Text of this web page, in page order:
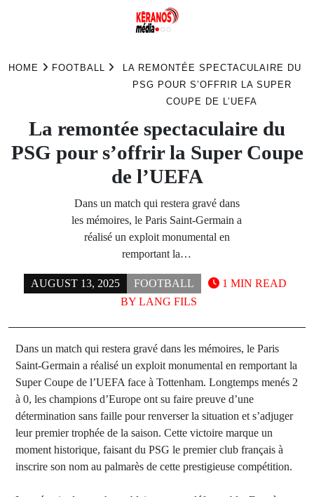
HOME FOOTBALL
LA REMONTÉE SPECTACULAIRE DU
PSG POUR S’OFFRIR LA SUPER
COUPE DE L’UEFA
La remontée spectaculaire du
PSG pour s’offrir la Super Coupe
de l’UEFA
Dans un match qui restera gravé dans
les mémoires, le Paris Saint-Germain a
réalisé un exploit monumental en
remportant la…
AUGUST 13, 2025
FOOTBALL
BY LANG FILS
1 MIN READ
Dans un match qui restera gravé dans les mémoires, le Paris
Saint-Germain a réalisé un exploit monumental en remportant la
Super Coupe de l’UEFA face à Tottenham. Longtemps menés 2
à 0, les champions d’Europe ont su faire preuve d’une
détermination sans faille pour renverser la situation et s’adjuger
leur premier trophée de la saison. Cette victoire marque un
moment historique, faisant du PSG le premier club français à
inscrire son nom au palmarès de cette prestigieuse compétition.